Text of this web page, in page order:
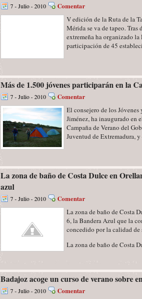
7 - Julio - 2010 Comentar
V edición de la Ruta de la
Mérida se va de tapeo. Tras
extremeña ha organizado
participación de 45
Más de 1.500 jóvenes participarán en la
7 - Julio - 2010 Comentar
El consejero de los
Jiménez, ha inaugurado en
Campaña de Verano del
Juventud de Extremadura,
La zona de baño de Costa Dulce en
azul
7 - Julio - 2010 Comentar
La zona de baño de Costa
6, la Bandera Azul que la
concedido por la calidad de
La zona de baño de Costa
Badajoz acoge un curso de verano sobre
7 - Julio - 2010 Comentar